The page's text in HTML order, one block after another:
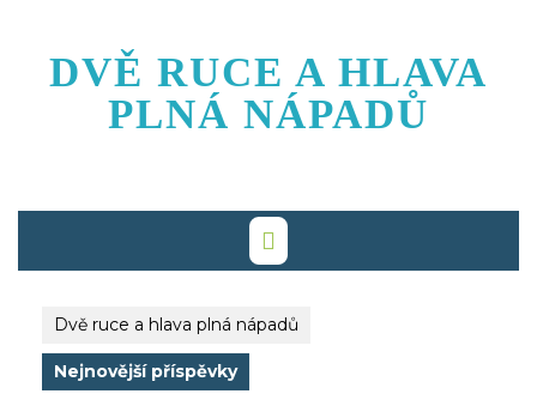
content
DVĚ RUCE A HLAVA
PLNÁ NÁPADŮ
Dvě ruce a hlava plná nápadů
Nejnovější příspěvky